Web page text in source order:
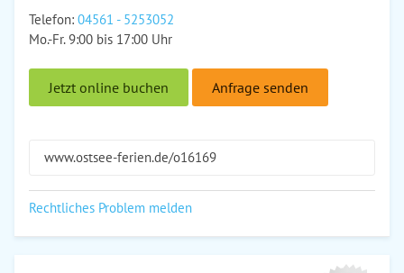
Telefon: 04561 - 5253052
Mo.-Fr. 9:00 bis 17:00 Uhr
Jetzt online buchen Anfrage senden
www.ostsee-ferien.de/o16169
Rechtliches Problem melden